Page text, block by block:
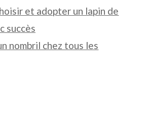
et adopter un lapin de
succès
nombril chez tous les